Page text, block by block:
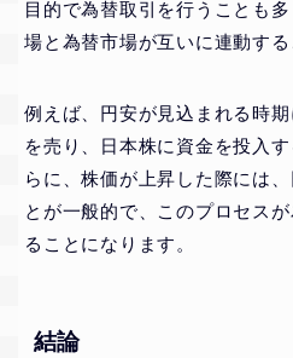
目的で為替取引を行うことも
場と為替市場が互いに連動する
例えば、円安が見込まれる時
を売り、日本株に資金を投入
らに、株価が上昇した際には
とが一般的で、このプロセス
ることになります。
結論